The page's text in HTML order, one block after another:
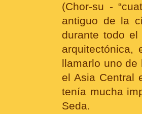
(Chor-su -
antiguo de la
durante todo
arquitectónica,
llamarlo uno de
el Asia Central
tenía mucha
Seda.